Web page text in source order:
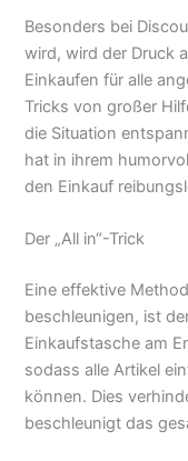
Besonders bei
wird, wird der Druck
Einkaufen für alle
Tricks von großer
die Situation
hat in ihrem
den Einkauf
Der „All in“-Trick
Eine effektive
beschleunigen, ist
Einkaufstasche am
sodass alle Artikel
können. Dies
beschleunigt das